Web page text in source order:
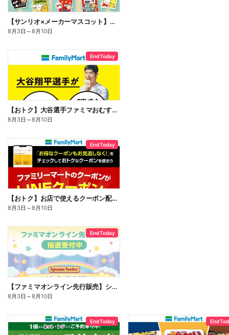
【サンリオ×メーカーマスコット】オリジナルグッズ貰える!
8月3日 ～8月10日
End Today
【おトク】大谷選手ファミマおむすび割
8月3日 ～8月10日
End Today
【おトク】お店で使えるクーポン配信中
8月3日 ～8月10日
End Today
【ファミマオンライン先行販売】シルバニアファミリー
8月3日 ～8月10日
End Today End